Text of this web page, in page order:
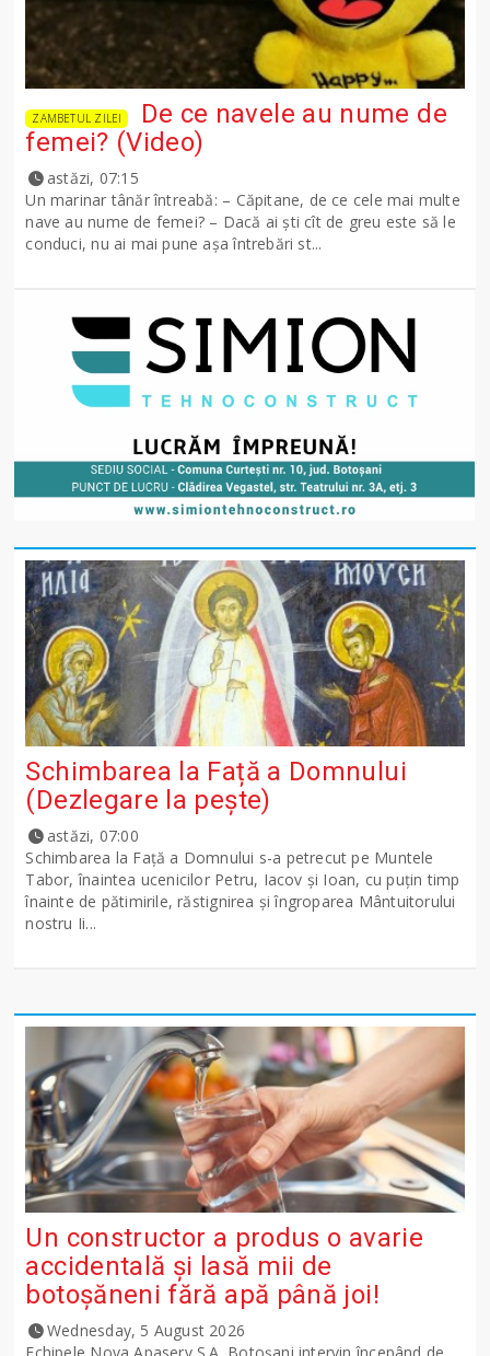
ZAMBETUL ZILEI
De ce navele au nume de
femei? (Video)
astăzi, 07:15
Un marinar tânăr întreabă: – Căpitane, de ce cele mai multe
nave au nume de femei? – Dacă ai şti cît de greu este să le
conduci, nu ai mai pune așa întrebări st...
Schimbarea la Față a Domnului
(Dezlegare la peşte)
astăzi, 07:00
Schimbarea la Față a Domnului s-a petrecut pe Muntele
Tabor, înaintea ucenicilor Petru, Iacov și Ioan, cu puțin timp
înainte de pătimirile, răstignirea și îngroparea Mântuitorului
nostru Ii...
Un constructor a produs o avarie
accidentală și lasă mii de
botoșăneni fără apă până joi!
Wednesday, 5 August 2026
Echipele Nova Apaserv S.A. Botoșani intervin începând de